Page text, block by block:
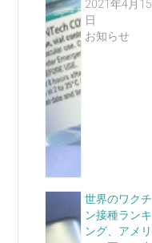
2021年4月15
日
お知らせ
世界のワクチ
ン接種ランキ
ング、アメリ